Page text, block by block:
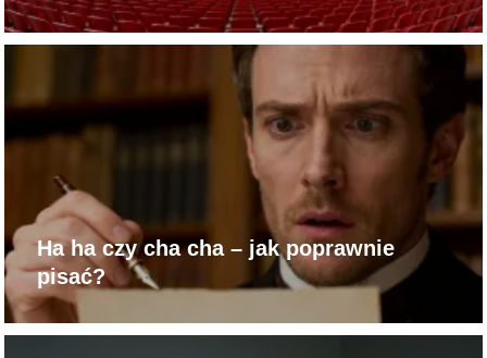
Ha ha czy cha cha – jak poprawnie
pisać?